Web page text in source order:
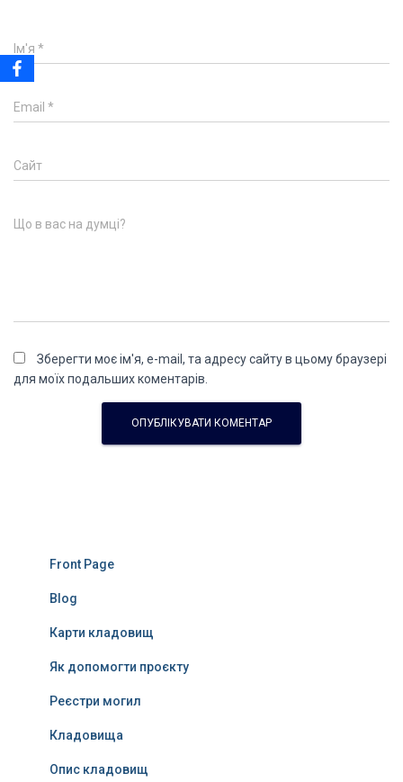
Ім'я *
Email *
Сайт
Що в вас на думці?
Зберегти моє ім'я, e-mail, та адресу сайту в цьому браузері
для моїх подальших коментарів.
Front Page
Blog
Карти кладовищ
Як допомогти проєкту
Реєстри могил
Кладовища
Опис кладовищ